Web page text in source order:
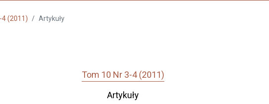
4 (2011) Artykuły
Tom 10 Nr 3-4 (2011)
Artykuły